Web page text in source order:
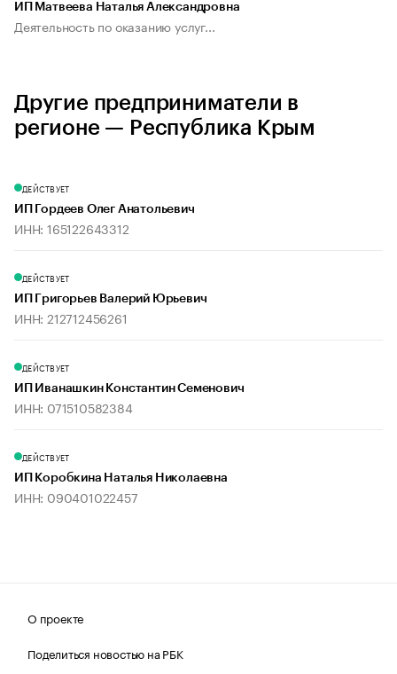
ИП Матвеева Наталья Александровна
Деятельность по оказанию услуг...
Другие предприниматели в
регионе — Республика Крым
ДЕЙСТВУЕТ
ИП Гордеев Олег Анатольевич
ИНН: 165122643312
ДЕЙСТВУЕТ
ИП Григорьев Валерий Юрьевич
ИНН: 212712456261
ДЕЙСТВУЕТ
ИП Иванашкин Константин Семенович
ИНН: 071510582384
ДЕЙСТВУЕТ
ИП Коробкина Наталья Николаевна
ИНН: 090401022457
О проекте
Поделиться новостью на РБК